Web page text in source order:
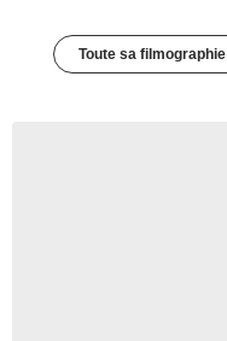
Toute sa filmographie